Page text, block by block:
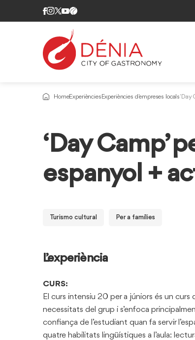
HomeExperiències Experiències d'empreses locals'Day
‘Day Camp’
espanyol +
Turismo cultural Per a famílies
L’experiència
CURS:
El curs intensiu 20 per a júniors és un curs
necessitats del grup i s’enfoca
confiança de l’estudiant quan fa servir
quatre habilitats lingüístiques a l’aula: